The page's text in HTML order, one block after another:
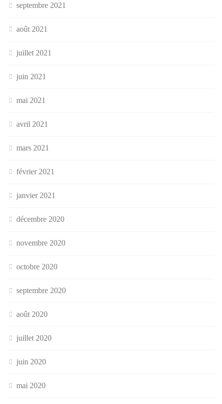
septembre 2021
août 2021
juillet 2021
juin 2021
mai 2021
avril 2021
mars 2021
février 2021
janvier 2021
décembre 2020
novembre 2020
octobre 2020
septembre 2020
août 2020
juillet 2020
juin 2020
mai 2020